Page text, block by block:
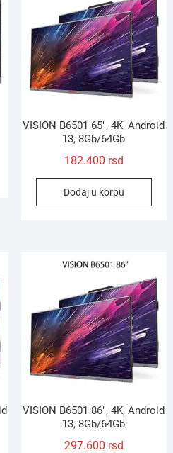
VISION B6501 65″, 4K, Android
13, 8Gb/64Gb
182.400 rsd
Dodaj u korpu
VISION B6501 86″, 4K, Android
13, 8Gb/64Gb
297.600 rsd